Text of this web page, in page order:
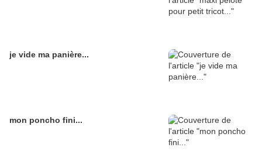
je vide ma panière...
mon poncho fini...